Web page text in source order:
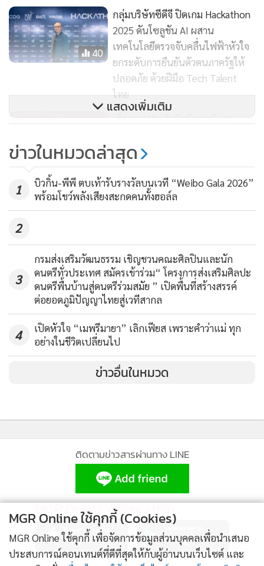
เจกต์สุดท้ายเป็นการประกาศความร่วมมือระยะยาวกับ LINE
WEBTOON โดยมีเป้าหมายผสานจุดแข็งในการสร้างคอนเทนต์
และการตลาด ฉบับคนแสดงและฉบับเว็บตูนร่วมกันโดย ทรู ซี
เจฯ จะนำร่องโปรเจกต์แรกด้วย “บุษบาเสี่ยงตรีน” เว็บตูนไทย
แนวแฟนตาซีอิงวรรณคดีไทยของนักเขียนเว็บตูนชื่อดัง
“Amulin” ที่มียอดรับชมสูงกว่า 12.7 ล้านวิว มาทำเป็นซีรีส์ฉบับ
คนแสดง และทาง LINE WEBTOON จะเลือกซีรีส์ไปปรับเป็น
อีก +1 ความพิเศษจากการร่วมมือกับ THEBLACKSEA สู่การ
สร้างสรรค์ลิมิเต็ดซีรีส์สำหรับทรูวิชั่นส์ “Where I Wanna Be ที่ที่
มีเธอ” ที่ถ่ายทอดแรงบันดาลใจจากซิงเกิลที่ 2 ของ VOC พบกับ
สามนางเอกตัวท็อปแห่งยุค โบว์ เมลดา, ใบปอ ธิติยา และมาเบล
ทำให้ทุกคนอยากอยู่ “ที่ที่มีเธอ” มาถึงที่สุด +1ความพิเศษกับ
“จักรวาลหมอดี” ต่อยอดจากซีรีส์ดังอย่าง “Good Doctor หมอ
ใจพิเศษ” ด้วยหลากหลาย “หมอฮีโร่ใหม่” ที่พร้อมกลับมาสร้าง
รอยยิ้ม น้ำตา และความอบอุ่นหัวใจของภาคขยายใหม่ๆ ในปี
หน้าแน่นอน
ด้วยเป้าหมายการสร้างสรรค์คอนเทนต์คุณภาพที่เข้าถึงทุกหัวใจ
Power ผ่านซีรีส์ไทย ในการนำสถานที่ท่องเที่ยว อาหารไทย สู่
สายตาชาวโลก เพื่อสร้างกระแสตามรอยคอนเทนต์ ส่งท้าย +1
ก้าวสู่ทศวรรษใหม่ ด้วยการผนึกกำลัง “กองทุนพัฒนาสื่อ
ปลอดภัยและสร้างสรรค์” เพื่อพัฒนาและสร้างนักเขียนรุ่นใหม่
ตามต้นแบบจากประเทศเกาหลีใต้ ซีเจ อีแอนด์เอ็ม เพื่อเป้า
หมายคอนเทนต์ไทยคุณภาพสู่ตลาดโลก
40
กลุ่มบริษัทซีดีจี ปิดเกม Hackathon
2025 ดันโซลูชัน AI ผสาน
เทคโนโลยีตรวจจับคลื่นไฟฟ้าหัวใจ
ยกระดับการยืนยันตัวตนภาครัฐให้
ปลอดภัย ด้วยฝีมือ Tech Talent
ไทย
906
เช็กดวง! ประจำวันอังคารที่ ๘
ซีอีโอทรูลงพื้นที่แม่สาย ร่วมเป็น
กำลังใจดูแลลูกค้า คู่ค้า เพื่อน
พนักงานชาวเชียงราย กำชับทีม
ที่สุด พร้อมวางแผนฟื้นฟู ร.ร.คอน
เน็กซ์อีดี
แสดงเพิ่มเติม
ข่าวในหมวดล่าสุด
1
บิวกิ้น-พีพี ตบเท้ารับรางวัลบนเวที “Weibo Gala 2026”
พร้อมโชว์พลังเสียงสะกดคนทั้งฮอล์ล
2
3
กรมส่งเสริมวัฒนธรรม เชิญชวนคณะศิลปินและนัก
ดนตรีทั่วประเทศ สมัครเข้าร่วม“ โครงการส่งเสริมศิลปะ
ดนตรีพื้นบ้านสู่ดนตรีร่วมสมัย ” เปิดพื้นที่สร้างสรรค์
ต่อยอดภูมิปัญญาไทยสู่เวทีสากล
4
เปิดหัวใจ “เมพรีมายา” เลิกเฟียส เพราะคำว่าแม่ ทุก
อย่างในชีวิตเปลี่ยนไป
ข่าวอื่นในหมวด
ติดตามข่าวสารผ่านทาง LINE
MGR Online Application
MGR Online ใช้คุกกี้ (Cookies)
MGR Online ใช้คุกกี้ เพื่อจัดการข้อมูลส่วนบุคคลเพื่อนำเสนอ
ประสบการณ์คอนเทนต์ที่ดีที่สุดให้กับผู้อ่านบนเว็บไซต์ และ